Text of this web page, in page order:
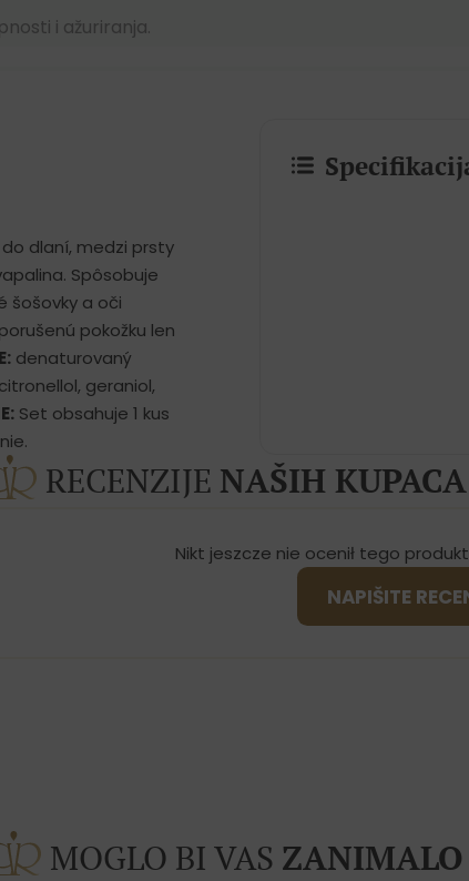
i ažuriranja.
dlaní, medzi prsty
Spôsobuje
šošovky a oči
pokožku len
denaturovaný
geraniol,
Set obsahuje 1 kus
RECENZIJE NAŠIH KUPACA
Nikt jeszcze nie ocenił tego
NAPIŠITE
MOGLO BI VAS ZANIMALO